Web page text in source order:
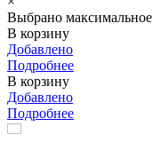
Выбрано максимальное
В корзину
Добавлено
Подробнее
В корзину
Добавлено
Подробнее